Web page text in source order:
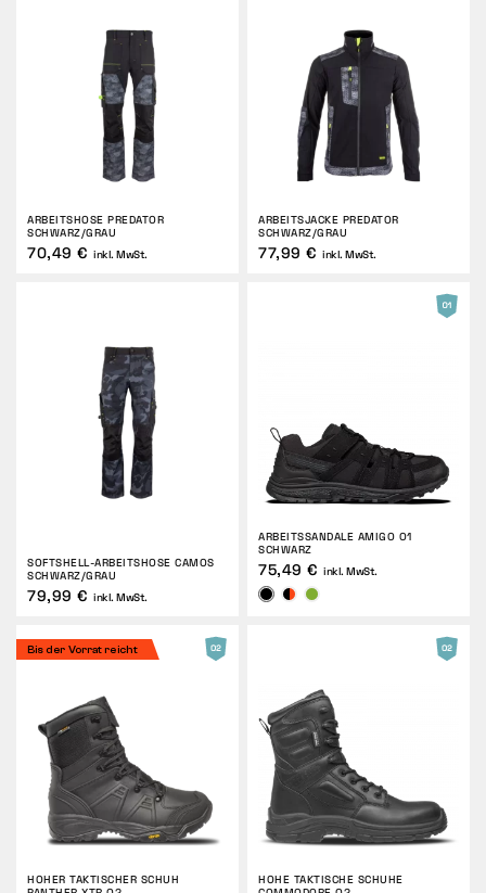
ARBEITSHOSE PREDATOR
SCHWARZ/GRAU
70,49 € inkl. MwSt.
ARBEITSJACKE PREDATOR
SCHWARZ/GRAU
77,99 € inkl. MwSt.
SOFTSHELL-ARBEITSHOSE CAMOS
SCHWARZ/GRAU
79,99 € inkl. MwSt.
ARBEITSSANDALE AMIGO O1
SCHWARZ
75,49 € inkl. MwSt.
Bis der Vorrat reicht
HOHER TAKTISCHER SCHUH
HOHE TAKTISCHE SCHUHE